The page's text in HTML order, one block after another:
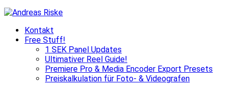
Kontakt
Free Stuff!
1 SEK Panel Updates
Ultimativer Reel Guide!
Premiere Pro & Media Encoder Export Presets
Preiskalkulation für Foto- & Videografen